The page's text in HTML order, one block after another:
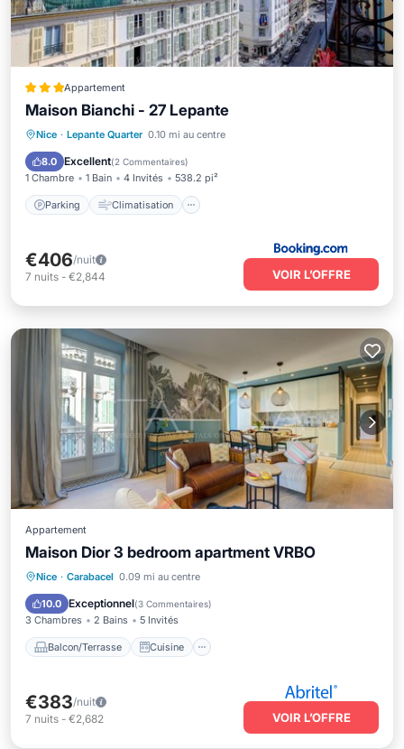
Appartement
Maison Bianchi - 27 Lepante
Nice · Lepante Quarter 0.10 mi au centre
8.0 Excellent(2 Commentaires)
1 Chambre 1 Bain 4 Invités 538.2 pi²
Parking Climatisation
Parking Climatisation
Adapté aux enfants
€406/nuit
7 nuits - €2,844 VOIR L’OFFRE
Appartement
Maison Dior 3 bedroom apartment VRBO
Nice · Carabacel 0.09 mi au centre
10.0 Exceptionnel(3 Commentaires)
3 Chambres 2 Bains 5 Invités
Balcon/Terrasse Cuisine
Balcon/Terrasse
Climatisation
Internet
€383/nuit
7 nuits - €2,682 VOIR L’OFFRE